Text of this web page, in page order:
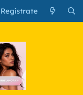
Regístrate